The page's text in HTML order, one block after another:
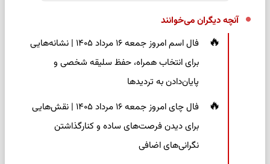
آنچه دیگران می‌خوانند
فال اسم امروز جمعه ۱۶ مرداد ۱۴۰۵ | نشانه‌هایی
برای انتخاب همراه، حفظ سلیقه شخصی و
پایان‌دادن به تردیدها
فال چای امروز جمعه ۱۶ مرداد ۱۴۰۵ | نقش‌هایی
برای دیدن فرصت‌های ساده و کنارگذاشتن
نگرانی‌های اضافی